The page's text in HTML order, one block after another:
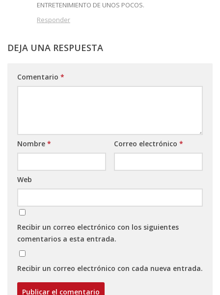
ENTRETENIMIENTO DE UNOS POCOS.
Responder
DEJA UNA RESPUESTA
Comentario *
Nombre * Correo electrónico *
Web
Recibir un correo electrónico con los siguientes
comentarios a esta entrada.
Recibir un correo electrónico con cada nueva entrada.